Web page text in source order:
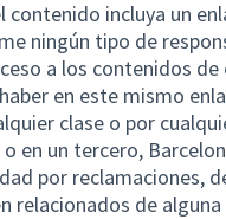
contenido incluya un
ningún tipo de
a los contenidos
en este mismo
clase o por
en un tercero,
por reclamaciones,
relacionados de